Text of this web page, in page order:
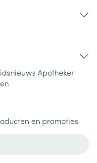
Apotheker
en promoties